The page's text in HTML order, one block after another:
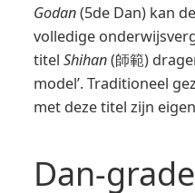
Godan(5de Dan) kan
volledige
titel Shihan(師範)
model’. Traditioneel
met deze titel zijn
Dan-